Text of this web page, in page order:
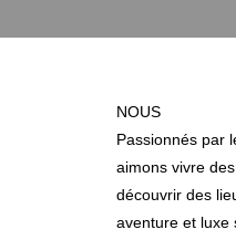
NOUS
Passionnés par
aimons vivre
découvrir des
aventure et luxe